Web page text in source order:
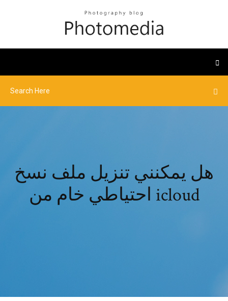
هل يمكنني تنزيل ملف نسخ
احتياطي خام من icloud